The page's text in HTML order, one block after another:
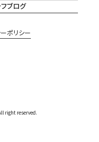
right reserved.
ブログ
ポリシー